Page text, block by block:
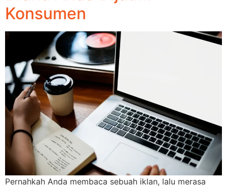
Konsumen
Pernahkah Anda membaca sebuah iklan, lalu merasa